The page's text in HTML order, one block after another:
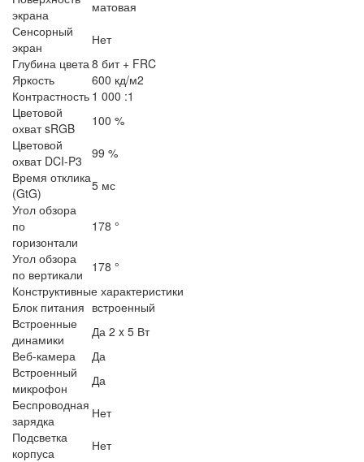
экрана
матовая
Сенсорный
экран
Нет
Глубина цвета 8 бит + FRC
Яркость
600 кд/м2
Контрастность 1 000 :1
Цветовой
охват sRGB
100 %
Цветовой
охват DCI-P3
99 %
Время отклика
(GtG)
5 мс
Угол обзора
по
горизонтали
178 °
Угол обзора
по вертикали
178 °
Конструктивные характеристики
Блок питания встроенный
Встроенные
динамики
Да 2 x 5 Вт
Веб-камера
Да
Встроенный
микрофон
Да
Беспроводная
зарядка
Нет
Подсветка
корпуса
Нет